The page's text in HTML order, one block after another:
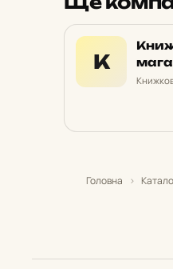
К
Головна ›